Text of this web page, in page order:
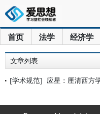
首页 法学 经济学
文章列表
[学术规范] 应星：厘清西方